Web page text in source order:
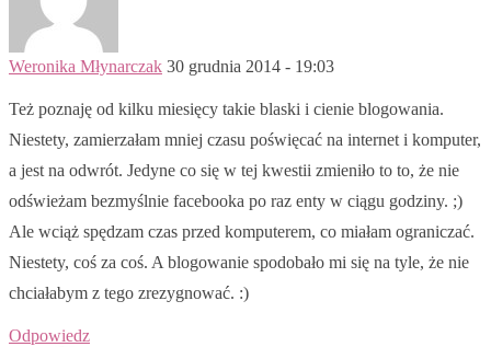
Weronika Młynarczak 30 grudnia 2014 - 19:03
Też poznaję od kilku miesięcy takie blaski i cienie blogowania.
Niestety, zamierzałam mniej czasu poświęcać na internet i komputer,
a jest na odwrót. Jedyne co się w tej kwestii zmieniło to to, że nie
odświeżam bezmyślnie facebooka po raz enty w ciągu godziny. ;)
Ale wciąż spędzam czas przed komputerem, co miałam ograniczać.
Niestety, coś za coś. A blogowanie spodobało mi się na tyle, że nie
chciałabym z tego zrezygnować. :)
Odpowiedz